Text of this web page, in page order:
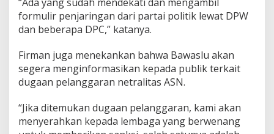
formulir penjaringan dari partai politik lewat DPW
dan beberapa DPC,” katanya.
Firman juga menekankan bahwa Bawaslu akan
segera menginformasikan kepada publik terkait
dugaan pelanggaran netralitas ASN.
“Jika ditemukan dugaan pelanggaran, kami akan
menyerahkan kepada lembaga yang berwenang